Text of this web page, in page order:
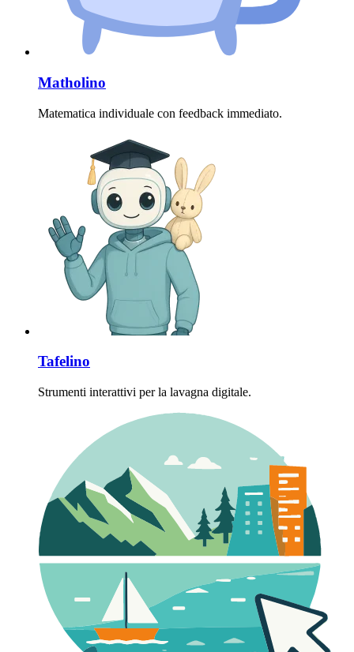
Matholino
Matematica individuale con feedback immediato.
Tafelino
Strumenti interattivi per la lavagna digitale.